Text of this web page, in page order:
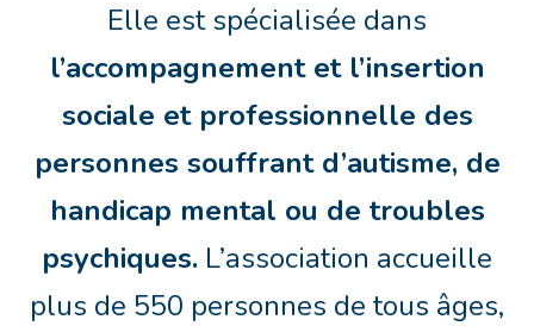
Elle est spécialisée dans
l’accompagnement et l’insertion
sociale et professionnelle des
personnes souffrant d’autisme, de
handicap mental ou de troubles
psychiques. L’association accueille
plus de 550 personnes de tous âges,